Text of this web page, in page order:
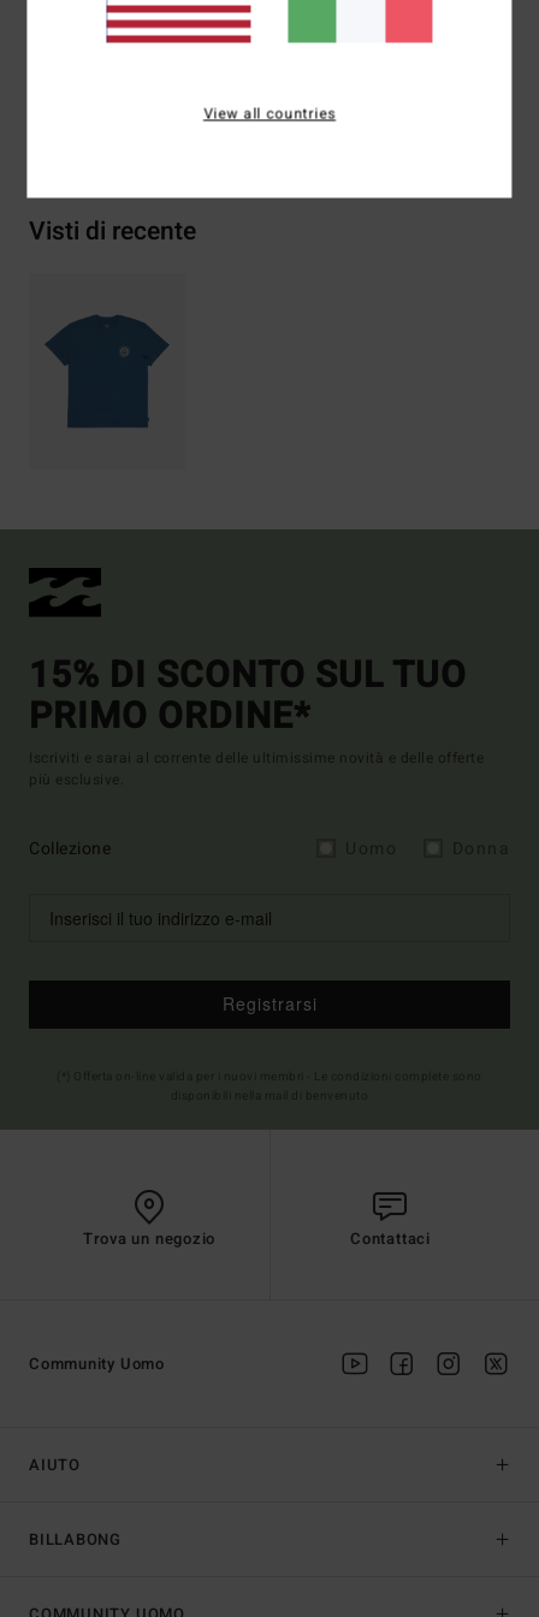
Composizione[Tessuto principale] 70% cotone, 30%
cotone riciclato
Visti di recente
15% DI SCONTO SUL TUO
PRIMO ORDINE*
Iscriviti e sarai al corrente delle ultimissime novità e delle offerte
più esclusive.
Collezione
Registrarsi
Trova un negozio Contattaci
AIUTO
BILLABONG
Community Uomo
View all countries